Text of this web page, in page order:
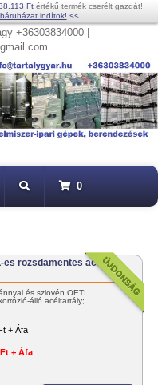
Ftértékű termék cserélt gazdát!
indítok! <<
+36303834000 |
0
es rozsdamentes acél
és szlovén OÉTI
álló acéltartály;
+ Áfa
+ Áfa